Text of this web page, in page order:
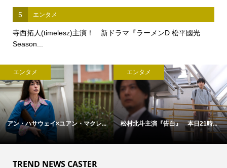
5 エンタメ
寺西拓人(timelesz)主演！ 新ドラマ『ラーメンD 松平國光
Season...
エンタメ
アン・ハサウェイ×ユアン・マクレ...
エンタメ
松村北斗主演『告白』 本日21時...
TREND NEWS CASTER